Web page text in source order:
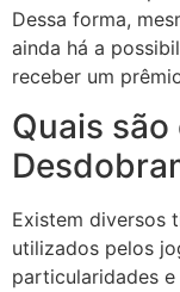
Dessa forma,
ainda há a
receber um
Quais
Existem diversos
utilizados pelos
particularidades